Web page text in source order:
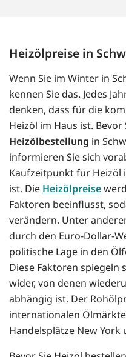
Heizölpreise in
Wenn Sie im Winter in
kennen Sie das. Jedes
denken, dass für die
Heizöl im Haus ist.
Heizölbestellung in
informieren Sie sich
Kaufzeitpunkt für Heizöl
ist. Die Heizölpreise
Faktoren beeinflusst,
verändern. Unter
durch den Euro-Dollar-
politische Lage in den
Diese Faktoren spiegeln
wider, von denen
abhängig ist. Der
internationalen
Handelsplätze New York